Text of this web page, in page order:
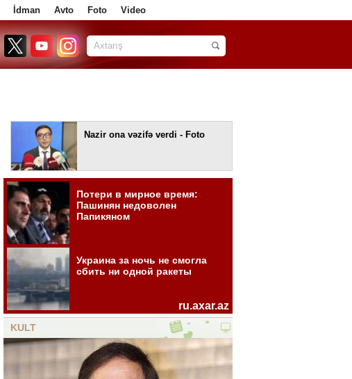
İdman Avto Foto Video
Nazir ona vəzifə verdi - Foto
KULT